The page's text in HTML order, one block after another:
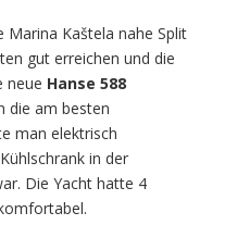
Kaštela nahe Split
gut erreichen und die
neue Hanse 588
die am besten
man elektrisch
in der
Die Yacht hatte 4